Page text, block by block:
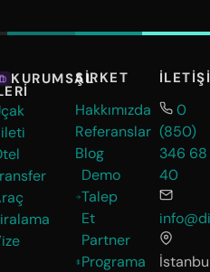
KURUMSALŞIRKET
Hakkımızda
Referanslar
Blog
Demo
Talep
Et
Partner
Programa
0
(850)
346 68
40